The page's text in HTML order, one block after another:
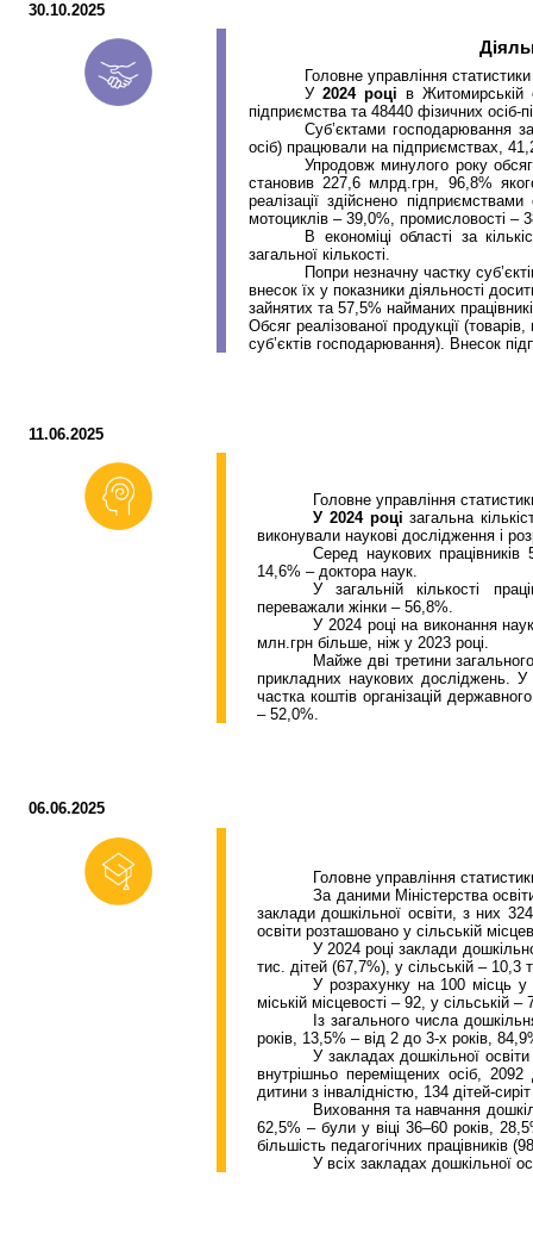
30.10.2025
Головне управління
У2024 році в Житомирській
підприємства та 48440 фізичних осіб-
Суб’єктами господарювання
осіб) працювали на підприємствах,
Упродовж минулого року
становив 227,6млрд.грн, 96,8%
реалізації здійснено
мотоциклів – 39,0%, промисловості –
В економіці області за
загальної кількості.
Попри незначну частку
внесок їх у показники діяльності
зайнятих та 57,5% найманих
Обсяг реалізованої продукції
суб’єктів господарювання). Внесок
11.06.2025
Головне управління
У 2024 році загальна
виконували наукові дослідження і
Серед наукових
14,6% – доктора наук.
У загальній кількості
переважали жінки – 56,8%.
У 2024 році на виконання
млн.грн більше, ніж у 2023 році.
Майже дві третини
прикладних наукових досліджень. У
частка коштів організацій
– 52,0%.
06.06.2025
Головне управління
За даними Міністерства
заклади дошкільної освіти, з них
освіти розташовано у сільській
У 2024 році заклади
тис. дітей (67,7%), у сільській – 10,3
У розрахунку на 100 місць у
міській місцевості – 92, у сільській –
Із загального числа
років, 13,5% – від 2 до 3-х років,
У закладах дошкільної
внутрішньо переміщених осіб, 2092
дитини з інвалідністю, 134 дітей-
Виховання та навчання
62,5% – були у віці 36–60 років,
більшість педагогічних працівників
У всіх закладах дошкільної